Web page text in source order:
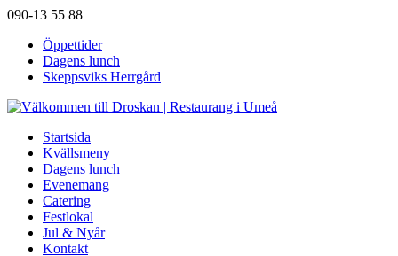
090-13 55 88
Öppettider
Dagens lunch
Skeppsviks Herrgård
Startsida
Kvällsmeny
Dagens lunch
Evenemang
Catering
Festlokal
Jul & Nyår
Kontakt